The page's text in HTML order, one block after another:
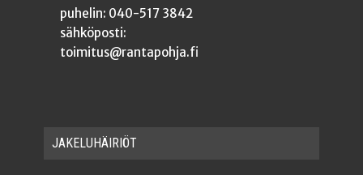
puhelin: 040-517 3842
sähköposti:
toimitus@rantapohja.fi
JAKE­LU­HÄI­RIÖT